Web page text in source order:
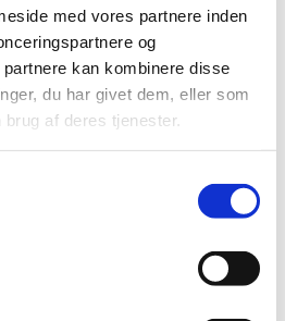
med vores partnere inden
og
kan kombinere disse
du har givet dem, eller som
af deres tjenester.